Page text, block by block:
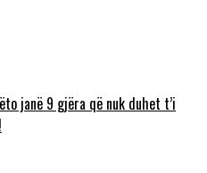
janë 9 gjëra që nuk duhet t’i